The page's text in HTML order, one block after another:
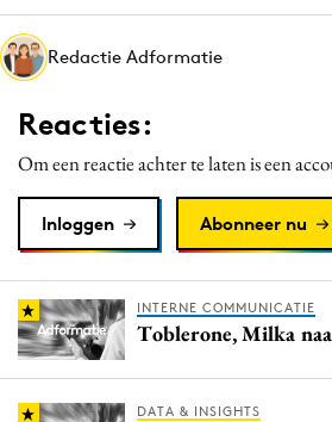
Interne communicatie
Martech
Media
Merkstrategie
PR
Purpose Marketing
Reputatie & crisis
Redactie Adformatie
Reacties:
Om een reactie achter te laten is een
Inloggen Abonneer nu
INTERNE COMMUNICATIE
Toblerone, Milka
DATA & INSIGHTS